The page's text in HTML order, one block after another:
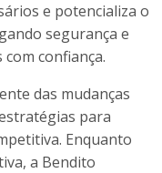
e potencializa o
segurança e
confiança.
das mudanças
para
Enquanto
a Bendito